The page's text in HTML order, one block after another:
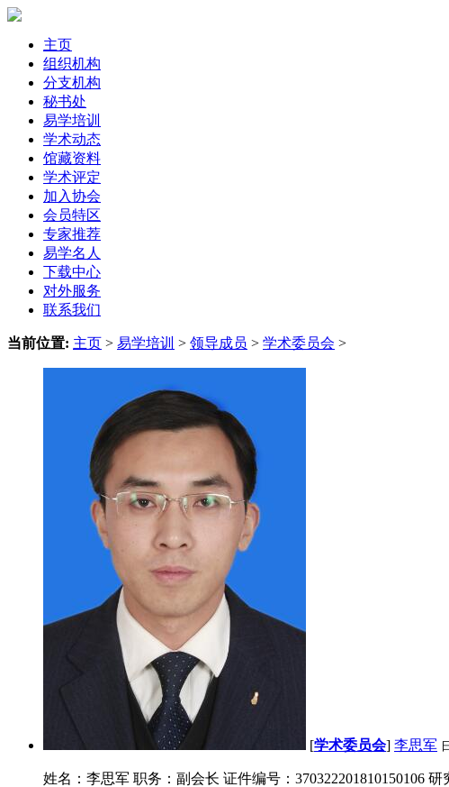
主页
组织机构
分支机构
秘书处
易学培训
学术动态
馆藏资料
学术评定
加入协会
会员特区
专家推荐
易学名人
下载中心
对外服务
联系我们
当前位置: 主页 > 易学培训 > 领导成员 > 学术委员会 >
[学术委员会] 李思军
姓名：李思军 职务：副会长 证件编号：370322201810150106